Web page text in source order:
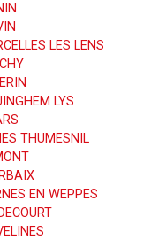
LES LENS
LYS
THUMESNIL
EN WEPPES